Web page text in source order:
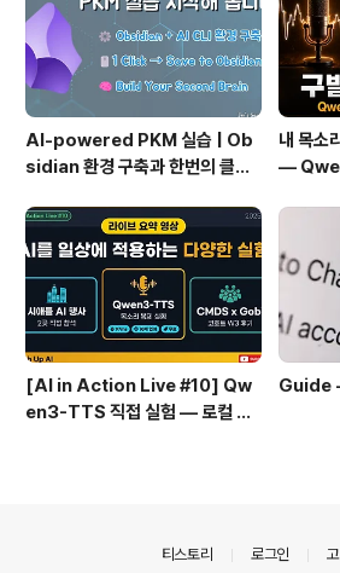
AI-powered PKM 실습 | Ob
sidian 환경 구축과 한번의 클릭
(Web Clipper)
내 목소
—
[AI in Action Live #10] Qw
en3-TTS 직접 실험 — 로컬 설
Guide
티스토리 로그인